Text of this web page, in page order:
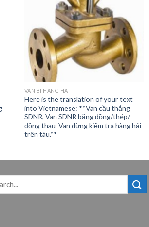
VAN BI HÀNG HẢI
Here is the translation of your text
into Vietnamese: **Van cầu thẳng
SDNR, Van SDNR bằng đồng/thép/
đồng thau, Van dừng kiểm tra hàng hải
trên tàu.**